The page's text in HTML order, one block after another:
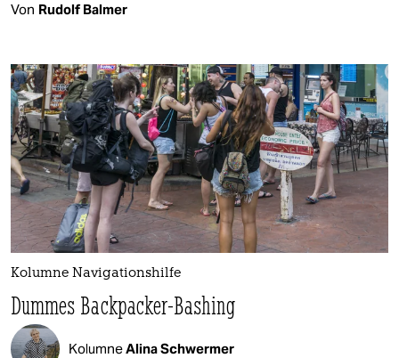
Von Rudolf Balmer
Kolumne Navigationshilfe
Dummes Backpacker-Bashing
KolumneAlina Schwermer